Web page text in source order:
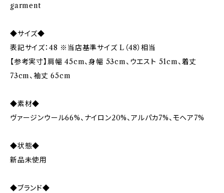
garment
◆サイズ◆
表記サイズ：48 ※当店基準サイズ L（48）相当
【参考実寸】肩幅 45cm、身幅 53cm、ウエスト 51cm、着丈
73cm、袖丈 65cm
◆素材◆
ヴァージンウール66%、ナイロン20%、アルパカ7%、モヘア7%
◆状態◆
新品未使用
◆ブランド◆